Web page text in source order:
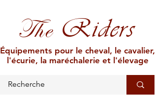
TheRiders
Équipements pour le cheval, le cavalier,
l'écurie, la maréchalerie et l'élevage